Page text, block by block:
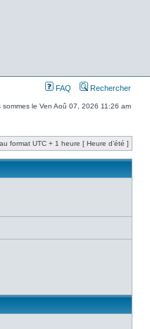
FAQ Rechercher
sommes le Ven Aoû 07, 2026 11:26 am
format UTC + 1 heure [ Heure d’été ]